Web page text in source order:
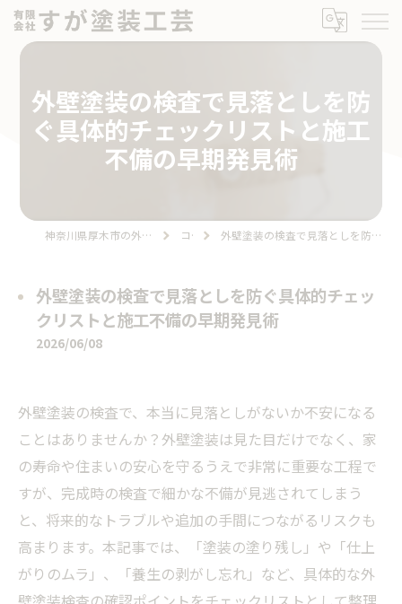
外壁塗装の検査で見落としを防
ぐ具体的チェックリストと施工
不備の早期発見術
神奈川県厚木市の外壁塗装なら有限会社すが塗装工芸 コラム 外壁塗装の検査で見落としを防ぐ具体的チェックリストと施工不備の早期発見術
外壁塗装の検査で見落としを防ぐ具体的チェッ
クリストと施工不備の早期発見術
2026/06/08
外壁塗装の検査で、本当に見落としがないか不安になる
ことはありませんか？外壁塗装は見た目だけでなく、家
の寿命や住まいの安心を守るうえで非常に重要な工程で
すが、完成時の検査で細かな不備が見逃されてしまう
と、将来的なトラブルや追加の手間につながるリスクも
高まります。本記事では、「塗装の塗り残し」や「仕上
がりのムラ」、「養生の剥がし忘れ」など、具体的な外